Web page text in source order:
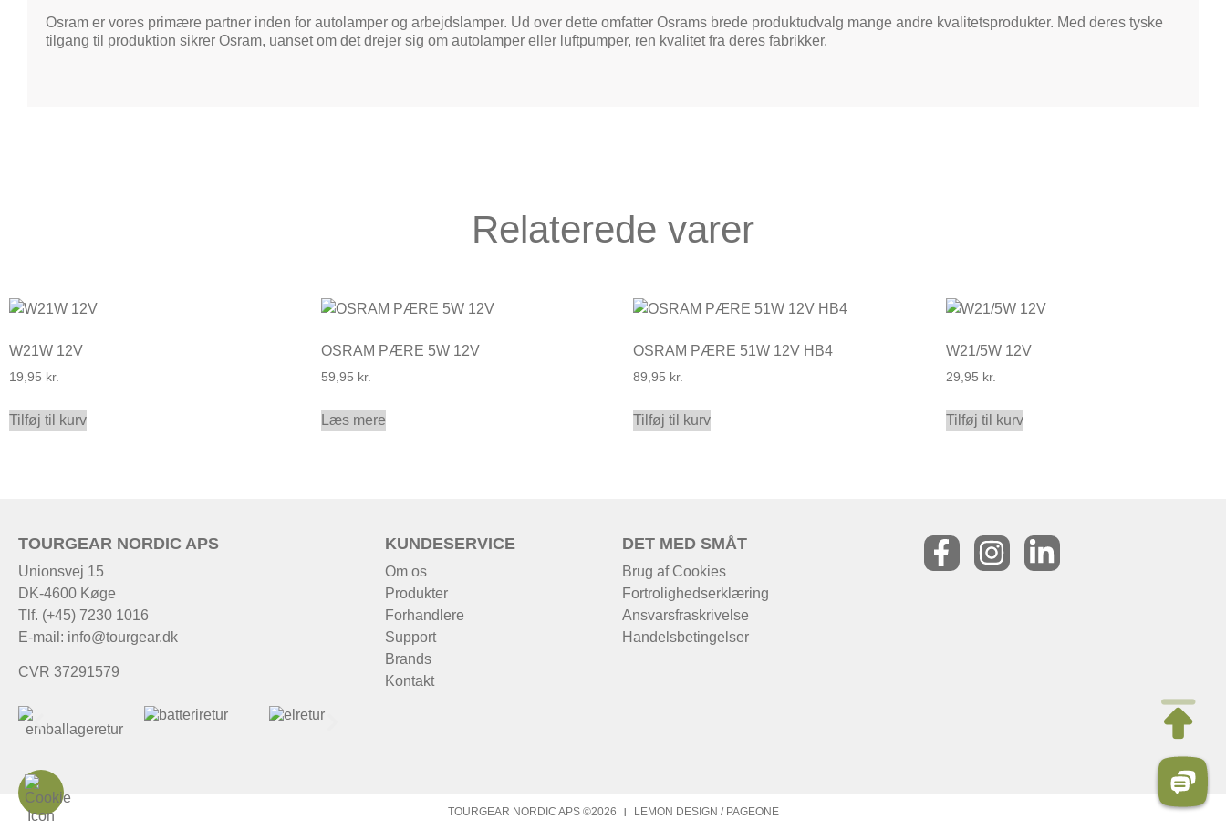
Osram er vores primære partner inden for autolamper og arbejdslamper. Ud over dette omfatter Osrams brede produktudvalg mange andre kvalitetsprodukter. Med deres tyske
tilgang til produktion sikrer Osram, uanset om det drejer sig om autolamper eller luftpumper, ren kvalitet fra deres fabrikker.
Relaterede varer
W21W 12V
19,95 kr.
Tilføj til kurv
OSRAM PÆRE 5W 12V
59,95 kr.
Læs mere
OSRAM PÆRE 51W 12V HB4
89,95 kr.
Tilføj til kurv
W21/5W 12V
29,95 kr.
Tilføj til kurv
TOURGEAR NORDIC APS
Unionsvej 15
DK-4600 Køge
Tlf. (+45) 7230 1016
E-mail: info@tourgear.dk
CVR 37291579
KUNDESERVICE
Om os
Produkter
Forhandlere
Support
Brands
Kontakt
DET MED SMÅT
Brug af Cookies
Fortrolighedserklæring
Ansvarsfraskrivelse
Handelsbetingelser
TOURGEAR NORDIC APS ©2026 LEMON DESIGN / PAGEONE